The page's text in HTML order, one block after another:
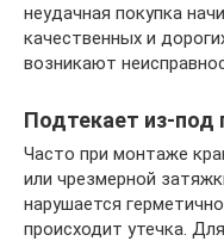
неудачная покупка
качественных и
возникают
Подтекает из-под
Часто при монтаже
или чрезмерной
нарушается
происходит утечка.